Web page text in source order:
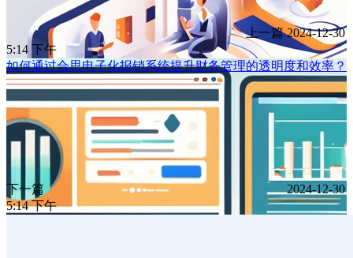
上一篇 2024-12-30
5:14 下午
如何通过合思电子化报销系统提升财务管理的透明度和效率？
下一篇
2024-12-30
5:14 下午